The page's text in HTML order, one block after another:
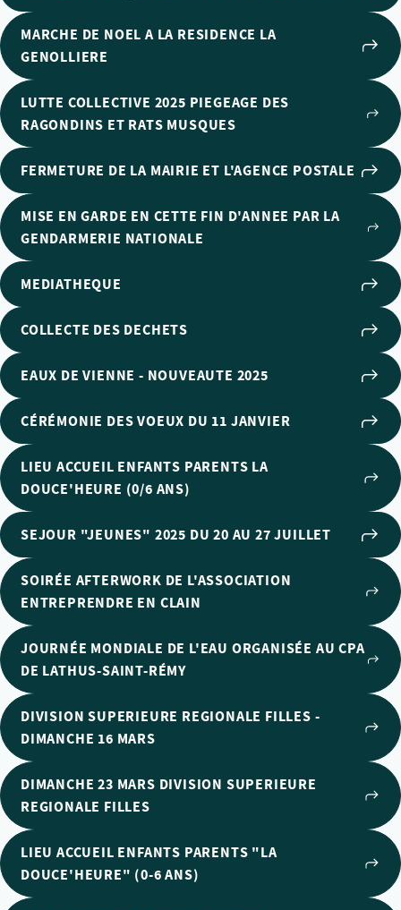
MARCHE DE NOEL A LA RESIDENCE LA
GENOLLIERE
LUTTE COLLECTIVE 2025 PIEGEAGE DES
RAGONDINS ET RATS MUSQUES
FERMETURE DE LA MAIRIE ET L'AGENCE POSTALE
MISE EN GARDE EN CETTE FIN D'ANNEE PAR LA
GENDARMERIE NATIONALE
MEDIATHEQUE
COLLECTE DES DECHETS
EAUX DE VIENNE - NOUVEAUTE 2025
CÉRÉMONIE DES VOEUX DU 11 JANVIER
LIEU ACCUEIL ENFANTS PARENTS LA
DOUCE'HEURE (0/6 ANS)
SEJOUR "JEUNES" 2025 DU 20 AU 27 JUILLET
SOIRÉE AFTERWORK DE L'ASSOCIATION
ENTREPRENDRE EN CLAIN
JOURNÉE MONDIALE DE L'EAU ORGANISÉE AU CPA
DE LATHUS-SAINT-RÉMY
DIVISION SUPERIEURE REGIONALE FILLES -
DIMANCHE 16 MARS
DIMANCHE 23 MARS DIVISION SUPERIEURE
REGIONALE FILLES
LIEU ACCUEIL ENFANTS PARENTS "LA
DOUCE'HEURE" (0-6 ANS)